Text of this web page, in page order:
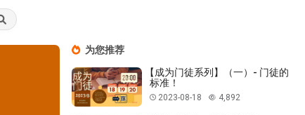
为您推荐
【成为门徒系列】（一）- 门徒的
标准！
2023-08-18 4,892